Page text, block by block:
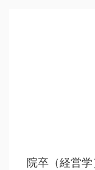
院卒（経営